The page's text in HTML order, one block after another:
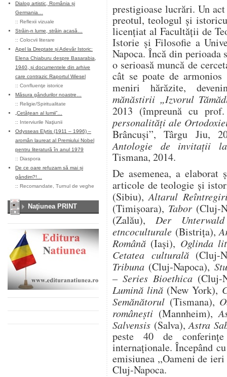
Dialog artistic, România și
Germania…
:: Reflexii vizuale
Străin-n lume, străin acasă…
:: Colocvii literare
Apel la Dreptate și Adevăr Istoric:
Elena Chiaburu despre Basarabia,
1940, și documentele din arhive
care contrazic Raportul Wiesel
:: Confluenţe istorice
Măsura gândurilor noastre…
:: Religie/Spiritualitate
„Cetățean al lumii”…
:: Interviurile Naţiunii
Odysseas Elytis (1911 – 1996) –
aromân laureat al Premiului Nobel
pentru literatură în anul 1979
:: Diaspora
De ce oare refuzam să mai și
gândim?!…
:: Recomandate Turnul de veghe
Naţiunea PRINT
prestigioase lucrări. Un
preotul, teologul şi
licenţiat al Facultăţii de
Istorie şi Filosofie a
Napoca. Încă din perioada
o serioasă muncă de
cât se poate de
meniri hărăzite,
mănăstirii „Izvorul
2013 (împreună cu
personalități ale
Brâncuși”, Târgu Jiu,
Antologie de invitaţii
Tismana, 2014.
De asemenea, a
articole de teologie şi
(Sibiu),Altarul
(Timişoara), Tabor (Cluj-
(Zalău),Der
etncoculturale (Bistriţa),
Română (Iaşi), Oglinda
Cetatea culturală (Cluj-
Tribuna (Cluj-Napoca),
– Series Bioethica (Cluj-
Lumină lină (New York),
Semănătorul (Tismana),
româneşti (Mannheim),
Salvensis (Salva),Astra
peste 40 de
internaţionale. Începând
emisiunea ,,Oameni de
Cluj-Napoca.